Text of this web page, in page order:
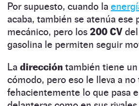
Por supuesto, cuando la
acaba, también se atenúa ese
mecánico, pero los 200 CV
gasolina le permiten seguir
La dirección también tiene
cómodo, pero eso le lleva a
fehacientemente lo que pasa